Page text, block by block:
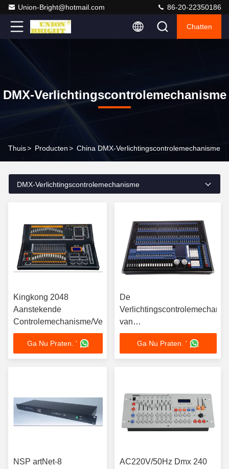
Union-Bright@hotmail.com 86-20-22350186
Chatten
DMX-Verlichtingscontrolemechanisme
Thuis> Producten> China DMX-Verlichtingscontrolemechanisme
DMX-Verlichtingscontrolemechanisme
Kingkong 2048
Aanstekende
Controlemechanisme/Verlichtingsconsole
Ga Nu Praten. '
De
van
perenavolite/
Ga Nu Praten. '
NSP artNet-8
AC220V/50Hz Dmx 240